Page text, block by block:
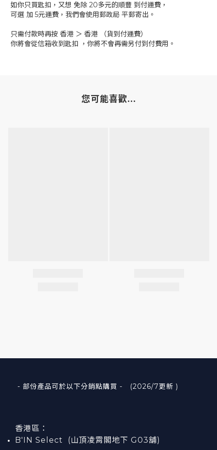
如你只買匙扣，又想 免除 20多元的順豐 到付運費，
可選 加 5元運費，我們會使用郵政局 平郵寄出。
只需付款時再按 香港 ＞ 香港 （貨到付運費）
你將會從信箱收到匙扣 ，你將不會再需另付到付費用。
您可能喜歡...
- 部份產品可於以下分銷點購買 - (2026/7更新 )
香港區：
B'IN Select (山頂凌霄閣地下 G03舖)